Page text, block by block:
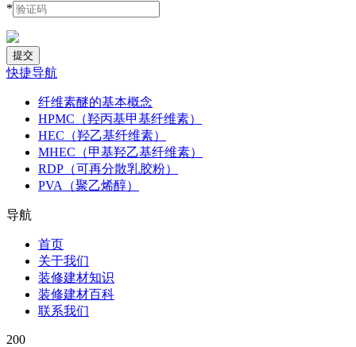
*
快捷导航
纤维素醚的基本概念
HPMC（羟丙基甲基纤维素）
HEC（羟乙基纤维素）
MHEC（甲基羟乙基纤维素）
RDP（可再分散乳胶粉）
PVA（聚乙烯醇）
导航
首页
关于我们
装修建材知识
装修建材百科
联系我们
200